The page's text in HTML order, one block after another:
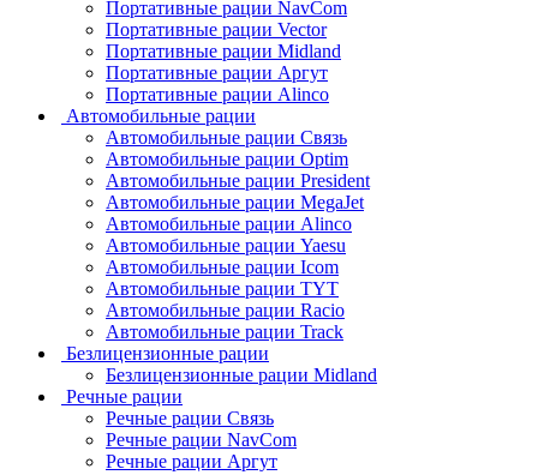
Портативные рации NavCom
Портативные рации Vector
Портативные рации Midland
Портативные рации Аргут
Портативные рации Alinco
Автомобильные рации
Автомобильные рации Связь
Автомобильные рации Optim
Автомобильные рации President
Автомобильные рации MegaJet
Автомобильные рации Alinco
Автомобильные рации Yaesu
Автомобильные рации Icom
Автомобильные рации TYT
Автомобильные рации Racio
Автомобильные рации Track
Безлицензионные рации
Безлицензионные рации Midland
Речные рации
Речные рации Связь
Речные рации NavCom
Речные рации Аргут